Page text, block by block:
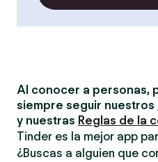
Al conocer a personas,
siempre seguir nuestros
y nuestras Reglas de la
Tinder es la mejor app
¿Buscas a alguien que